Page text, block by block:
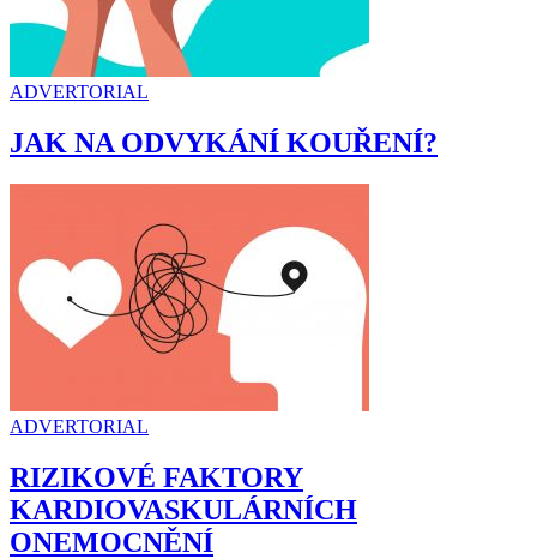
ADVERTORIAL
JAK NA ODVYKÁNÍ KOUŘENÍ?
ADVERTORIAL
RIZIKOVÉ FAKTORY
KARDIOVASKULÁRNÍCH
ONEMOCNĚNÍ